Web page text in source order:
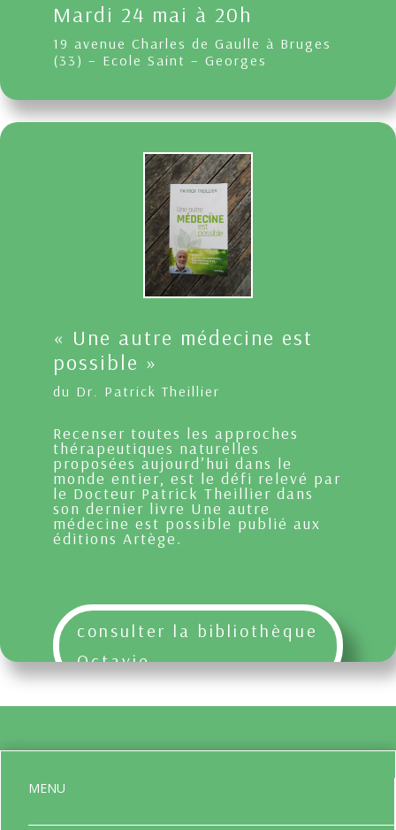
Mardi 24 mai à 20h
19 avenue Charles de Gaulle à Bruges
(33) – Ecole Saint – Georges
« Une autre médecine est
possible »
du Dr. Patrick Theillier
Recenser toutes les approches
thérapeutiques naturelles
proposées aujourd’hui dans le
monde entier, est le défi relevé par
le Docteur Patrick Theillier dans
son dernier livre Une autre
médecine est possible publié aux
éditions Artège.
consulter la bibliothèque
Octavie
MENU